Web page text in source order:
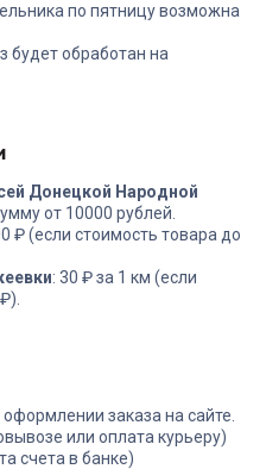
2 099₽
по пятницу возможна
будет обработан на
Донецкой Народной
от 10000 рублей.
₽ (если стоимость товара до
: 30 ₽ за 1 км (если
заказа на сайте.
или оплата курьеру)
счета в банке)